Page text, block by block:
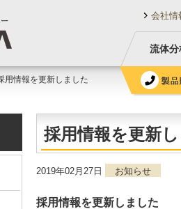
会社情
流体
用情報を更新しました
採用情報を更新
2019年02月27日 お知らせ
採用情報を更新しました